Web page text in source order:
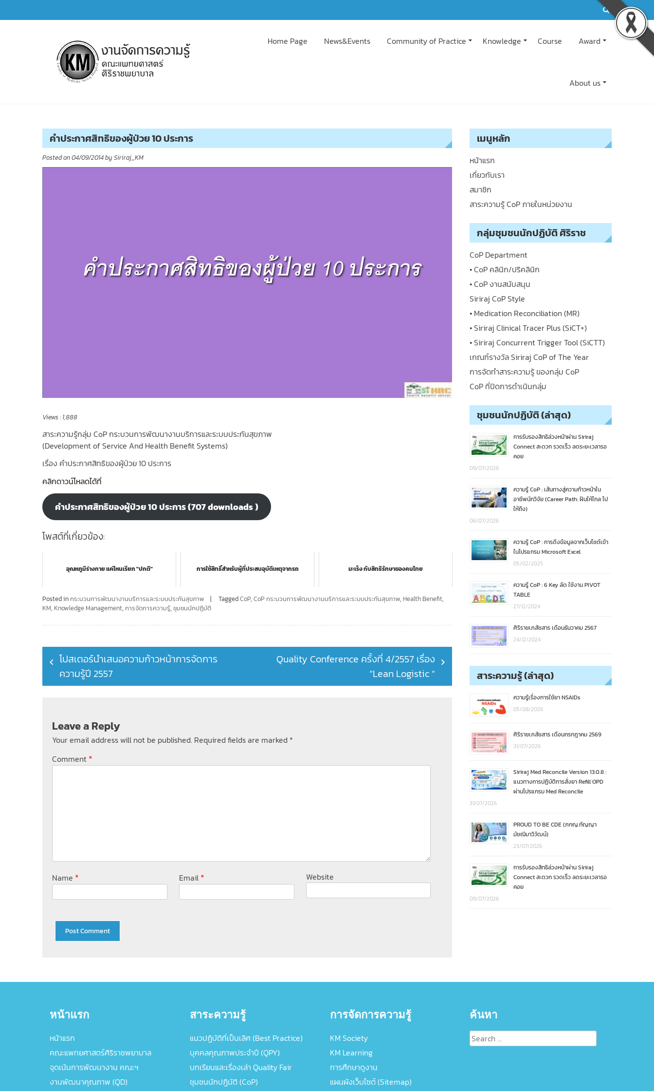
to
Home Page News&Events Community of Practice Knowledge Course Award
About us
คำประกาศสิทธิของผู้ป่วย 10 ประการ
Posted on04/09/2014by Siriraj_KM
Views : 1,888
สาระความรู้กลุ่ม CoP กระบวนการพัฒนางานบริการและระบบประกันสุขภาพ
(Development of Service And Health Benefit Systems)
เรื่อง คำประกาศสิทธิของผู้ป่วย 10 ประการ
คลิกดาวน์โหลดได้ที่
คำประกาศสิทธิของผู้ป่วย 10 ประการ (707 downloads )
โพสต์ที่เกี่ยวข้อง:
อุณหภูมิร่างกาย แค่ไหนเรียก "ปกติ" การใช้สิทธิ์สำหรับผู้ที่ประสบอุบัติเหตุจากรถ มะเร็ง กับสิทธิรักษาของคนไทย
Posted inกระบวนการพัฒนางานบริการและระบบประกันสุขภาพ TaggedCoP, CoP กระบวนการพัฒนางานบริการและระบบประกันสุขภาพ, Health Benefit,
KM, Knowledge Management, การจัดการความรู้, ชุมชนนักปฏิบัติ
Post
navigation
โปสเตอร์นำเสนอความก้าวหน้าการจัดการ
ความรู้ปี 2557
Quality Conference ครั้งที่ 4/2557 เรื่อง
“Lean Logistic “
Leave a Reply
Your email address will not be published. Required fields are marked *
Comment *
Name * Email * Website
เมนูหลัก
หน้าแรก
เกี่ยวกับเรา
สมาชิก
สาระความรู้ CoP ภายในหน่วยงาน
กลุ่มชุมชนนักปฏิบัติ ศิริราช
CoP Department
• CoP คลินิก/ปริคลินิก
• CoP งานสนับสนุน
Siriraj CoP Style
• Medication Reconciliation (MR)
• Siriraj Clinical Tracer Plus (SiCT+)
• Siriraj Concurrent Trigger Tool (SiCTT)
เกณฑ์รางวัล Siriraj CoP of The Year
การจัดทำสาระความรู้ ของกลุ่ม CoP
CoP ที่ปิดการดำเนินกลุ่ม
ชุมชนนักปฏิบัติ (ล่าสุด)
การรับรองสิทธิล่วงหน้าผ่าน Siriraj
Connect สะดวก รวดเร็ว ลดระยะเวลารอ
คอย
09/07/2026
ความรู้ CoP : เส้นทางสู่ความก้าวหน้าใน
อาชีพนักวิจัย (Career Path: ฝันให้ไกล ไป
ให้ถึง)
06/07/2026
ความรู้ CoP : การดึงข้อมูลจากเว็บไซต์เข้า
ในโปรแกรม Microsoft Excel
05/02/2025
ความรู้ CoP : 6 Key ลัด ใช้งาน PIVOT
TABLE
27/12/2024
ศิริราชเภสัชสาร เดือนธันวาคม 2567
24/12/2024
สาระความรู้ (ล่าสุด)
ความรู้เรื่องการใช้ยา NSAIDs
05/08/2026
ศิริราชเภสัชสาร เดือนกรกฎาคม 2569
31/07/2026
Siriraj Med Reconcile Version 13.0.8 :
แนวทางการปฏิบัติการสั่งยา Refill OPD
ผ่านโปรแกรม Med Reconcile
31/07/2026
PROUD TO BE CDE (ภกญ.กัญญา
มัชฌิมาวิวัฒน์)
23/07/2026
การรับรองสิทธิล่วงหน้าผ่าน Siriraj
Connect สะดวก รวดเร็ว ลดระยะเวลารอ
คอย
09/07/2026
หน้าแรก
หน้าแรก
คณะแพทยศาสตร์ศิริราชพยาบาล
จุดเน้นการพัฒนางาน คณะฯ
งานพัฒนาคุณภาพ (QD)
สาระความรู้
แนวปฏิบัติที่เป็นเลิศ (Best Practice)
บุคคลคุณภาพประจำปี (QPY)
บทเรียนและเรื่องเล่า Quality Fair
ชุมชนนักปฏิบัติ (CoP)
การจัดการความรู้
KM Society
KM Learning
การศึกษาดูงาน
แผนผังเว็บไซต์ (Sitemap)
ค้นหา
Search
for: